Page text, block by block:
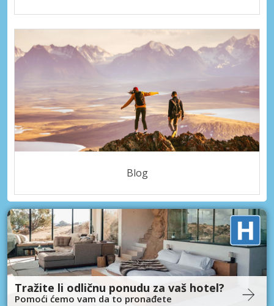
Blog
Tražite li odličnu ponudu za vaš hotel?
Pomoći ćemo vam da to pronađete